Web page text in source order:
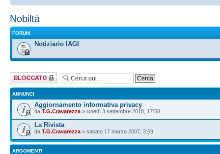
Nobiltà
FORUM
Notiziario IAGI
Forum bloccato
ANNUNCI
Aggiornamento informativa privacy
da T.G.Cravarezza » lunedì 3 settembre 2018, 17:58
La Rivista
da T.G.Cravarezza » sabato 17 marzo 2007, 3:59
ARGOMENTI